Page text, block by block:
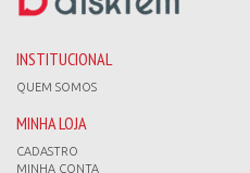
INSTITUCIONAL
QUEM SOMOS
MINHA LOJA
CADASTRO
MINHA CONTA